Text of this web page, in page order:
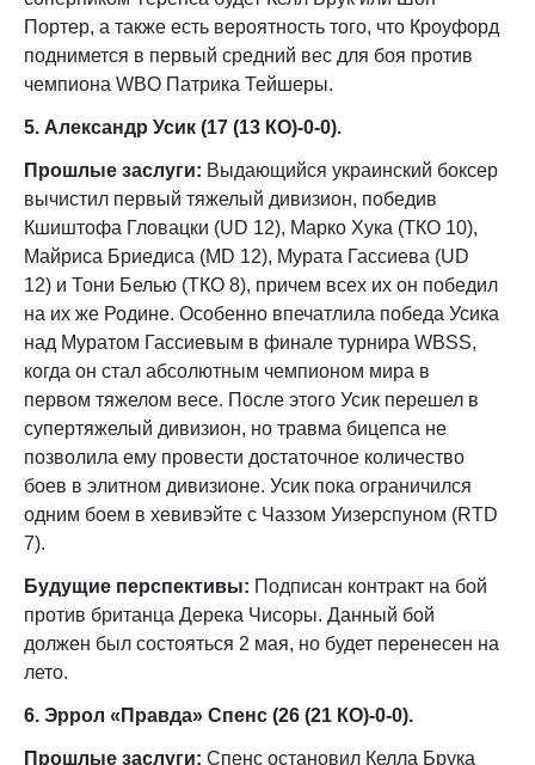
Портер, а также есть вероятность того, что Кроуфорд
поднимется в первый средний вес для боя против
чемпиона WBO Патрика Тейшеры.
5. Александр Усик (17 (13 КО)-0-0).
Прошлые заслуги: Выдающийся украинский боксер
вычистил первый тяжелый дивизион, победив
Кшиштофа Гловацки (UD 12), Марко Хука (ТКО 10),
Майриса Бриедиса (MD 12), Мурата Гассиева (UD
12) и Тони Белью (ТКО 8), причем всех их он победил
на их же Родине. Особенно впечатлила победа Усика
над Муратом Гассиевым в финале турнира WBSS,
когда он стал абсолютным чемпионом мира в
первом тяжелом весе. После этого Усик перешел в
супертяжелый дивизион, но травма бицепса не
позволила ему провести достаточное количество
боев в элитном дивизионе. Усик пока ограничился
одним боем в хевивэйте с Чаззом Уизерспуном (RTD
7).
Будущие перспективы: Подписан контракт на бой
против британца Дерека Чисоры. Данный бой
должен был состояться 2 мая, но будет перенесен на
лето.
6. Эррол «Правда» Спенс (26 (21 КО)-0-0).
Прошлые заслуги: Спенс остановил Келла Брука